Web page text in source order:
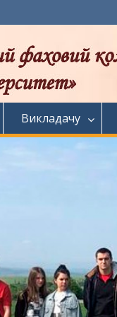
Викладачу